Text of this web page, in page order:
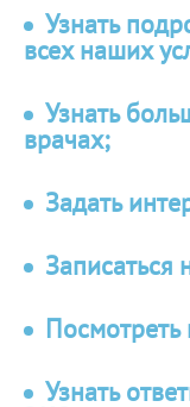
Узнать
всех наших
Узнать
врачах;
Задать
Записаться
Посмотреть
Узнать